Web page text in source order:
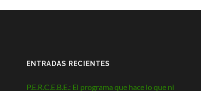
ENTRADAS RECIENTES
P.E.R.C.E.B.E.: El programa que hace lo que ni